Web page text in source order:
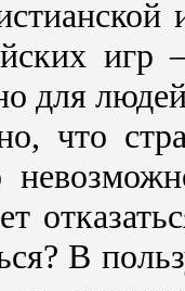
игр
для
что
В